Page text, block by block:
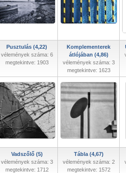
Pusztulás (4,22)
vélemények száma: 6
megtekintve: 1903
Komplementerek
átlójában (4,86)
vélemények száma: 3
megtekintve: 1623
Vadszőlő (5)
vélemények száma: 3
megtekintve: 1712
Tábla (4,67)
vélemények száma: 2
megtekintve: 1572